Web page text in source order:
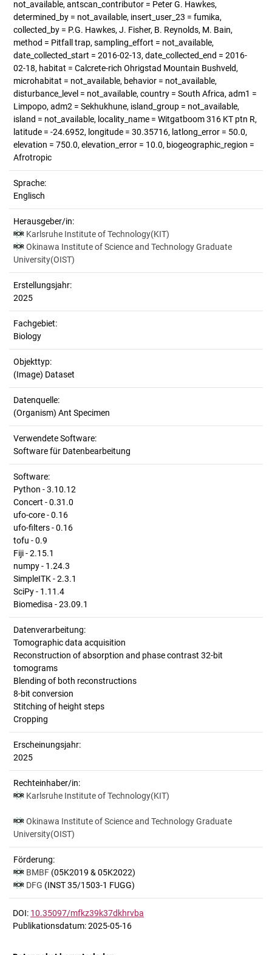
not_available, antscan_contributor = Peter G. Hawkes,
determined_by = not_available, insert_user_23 = fumika,
collected_by = P.G. Hawkes, J. Fisher, B. Reynolds, M. Bain,
method = Pitfall trap, sampling_effort = not_available,
date_collected_start = 2016-02-13, date_collected_end = 2016-
02-18, habitat = Calcrete-rich Ohrigstad Mountain Bushveld,
microhabitat = not_available, behavior = not_available,
disturbance_level = not_available, country = South Africa, adm1 =
Limpopo, adm2 = Sekhukhune, island_group = not_available,
island = not_available, locality_name = Witgatboom 316 KT ptn R,
latitude = -24.6952, longitude = 30.35716, latlong_error = 50.0,
elevation = 750.0, elevation_error = 10.0, biogeographic_region =
Afrotropic
Sprache:
Englisch
Herausgeber/in:
Karlsruhe Institute of Technology(KIT)
Okinawa Institute of Science and Technology Graduate
University(OIST)
Erstellungsjahr:
2025
Fachgebiet:
Biology
Objekttyp:
(Image) Dataset
Datenquelle:
(Organism) Ant Specimen
Verwendete Software:
Software für Datenbearbeitung
Software:
Python - 3.10.12
Concert - 0.31.0
ufo-core - 0.16
ufo-filters - 0.16
tofu - 0.9
Fiji - 2.15.1
numpy - 1.24.3
SimpleITK - 2.3.1
SciPy - 1.11.4
Biomedisa - 23.09.1
Datenverarbeitung:
Tomographic data acquisition
Reconstruction of absorption and phase contrast 32-bit
tomograms
Blending of both reconstructions
8-bit conversion
Stitching of height steps
Cropping
Erscheinungsjahr:
2025
Rechteinhaber/in:
Karlsruhe Institute of Technology(KIT)
Okinawa Institute of Science and Technology Graduate
University(OIST)
Förderung:
BMBF (05K2019 & 05K2022)
DFG (INST 35/1503-1 FUGG)
DOI: 10.35097/mfkz39k37dkhrvba
Publikationsdatum: 2025-05-16